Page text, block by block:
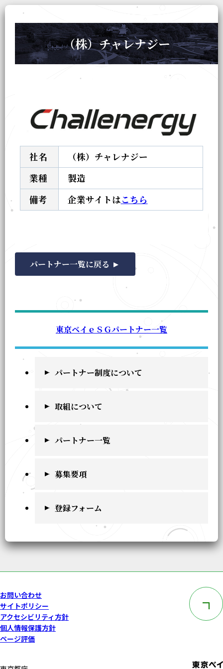
（株）チャレナジー
東京ベイｅＳＧパートナー一覧
パートナー制度について
取組について
パートナー一覧
募集要項
登録フォーム
社名
（株）チャレナジー
業種
製造
備考
企業サイトはこちら
パートナー一覧に戻る
お問い合わせ
サイトポリシー
アクセシビリティ方針
個人情報保護方針
ページ評価
このペー